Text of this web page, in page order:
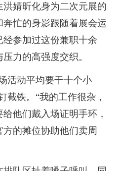
婧昕化身为二次元展的
忙的身影跟随着展会运
参加过这份兼职十余
力的高强度交织。
动平均要干十个小
截铁。“我的工作很杂，
他们戴入场证明手环，
的摊位协助他们卖周